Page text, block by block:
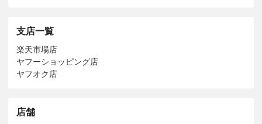
支店一覧
楽天市場店
ヤフーショッピング店
ヤフオク店
店舗